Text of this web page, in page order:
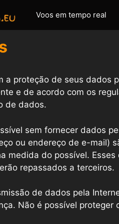
Voos em tempo real
a proteção de seus dados
e de acordo com os
de dados.
sem fornecer dados
ou endereço de e-mail)
medida do possível.
repassados ​​a terceiros.
de dados pela
Não é possível proteger